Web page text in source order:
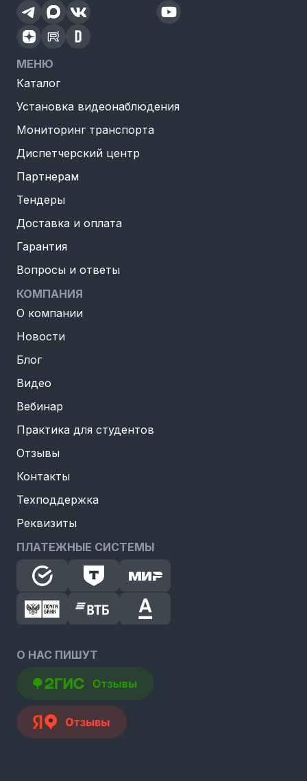
МЕНЮ
Каталог
Установка видеонаблюдения
Мониторинг транспорта
Диспетчерский центр
Партнерам
Тендеры
Доставка и оплата
Гарантия
Вопросы и ответы
КОМПАНИЯ
О компании
Новости
Блог
Видео
Вебинар
Практика для студентов
Отзывы
Контакты
Техподдержка
Реквизиты
ПЛАТЕЖНЫЕ СИСТЕМЫ
О НАС ПИШУТ